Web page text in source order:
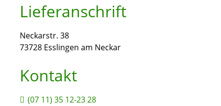
Lieferanschrift
Neckarstr. 38
73728 Esslingen am Neckar
Kontakt
(07 11) 35 12-23 28